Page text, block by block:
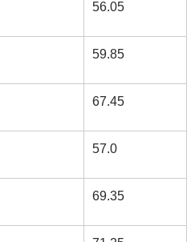
56.05
59.85
67.45
57.0
69.35